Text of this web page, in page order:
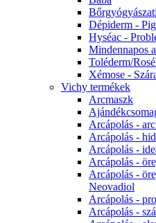
Dépiderm -
Hyséac -
Mindennapos
Toléderm/
Xémose -
Vichy termékek
Arcmaszk
Arcápolás -
Arcápolás -
Arcápolás -
Arcápolás -
Arcápolás -
Neovadiol
Arcápolás -
Arcápolás -